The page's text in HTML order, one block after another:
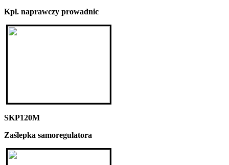
Kpl. naprawczy prowadnic
SKP120M
Zaślepka samoregulatora